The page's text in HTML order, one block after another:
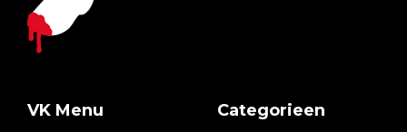
VK Menu Categorieen